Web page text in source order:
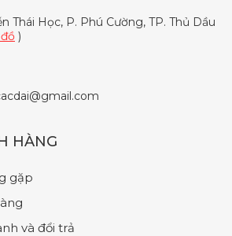
Thái Học, P. Phú Cường, TP. Thủ Dầu
)
HÀNG
gặp
và đổi trả